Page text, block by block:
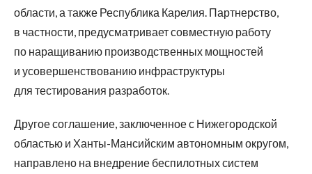
области, а также Республика Карелия. Партнерство,
в частности, предусматривает совместную работу
по наращиванию производственных мощностей
и усовершенствованию инфраструктуры
для тестирования разработок.
Другое соглашение, заключенное с Нижегородской
областью и Ханты-Мансийским автономным округом,
направлено на внедрение беспилотных систем